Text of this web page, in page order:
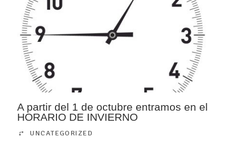
A partir del 1 de octubre entramos en el
HORARIO DE INVIERNO
UNCATEGORIZED